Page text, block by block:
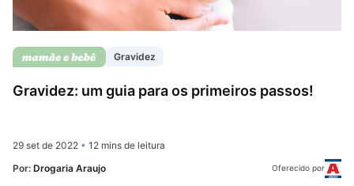
Gravidez
Gravidez: um guia para os primeiros passos!
29 set de 2022 • 12 mins de leitura
Por: Drogaria Araujo Oferecido por